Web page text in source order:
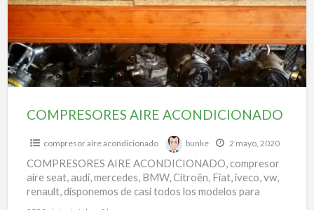
COMPRESORES AIRE ACONDICIONADO
compresor aire acondicionado bunke 2 mayo, 2020
COMPRESORES AIRE ACONDICIONADO, compresor
aire seat, audi, mercedes, BMW, Citroën, Fiat, iveco, vw,
renault, disponemos de casi todos los modelos para